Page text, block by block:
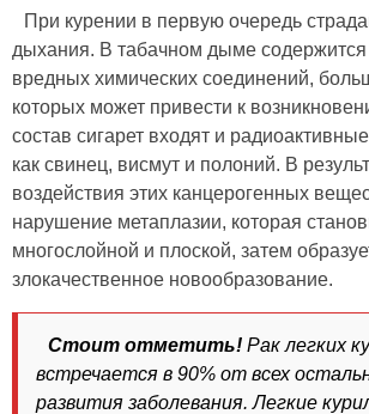
При курении в первую очередь
дыхания. В табачном дыме содержится
вредных химических соединений,
которых может привести к
состав сигарет входят и
как свинец, висмут и полоний. В
воздействия этих канцерогенных
нарушение метаплазии, которая
многослойной и плоской, затем
злокачественное новообразование.
Стоит отметить! Рак легких
встречается в 90% от всех
развития заболевания. Легкие